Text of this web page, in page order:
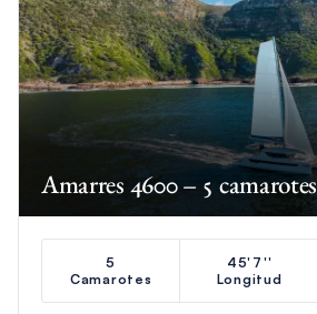
Amarres 4600 – 5 camarotes
5
Camarotes
45'7''
Longitud